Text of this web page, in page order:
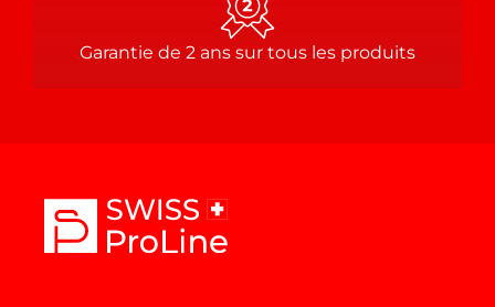
Garantie de 2 ans sur tous les produits